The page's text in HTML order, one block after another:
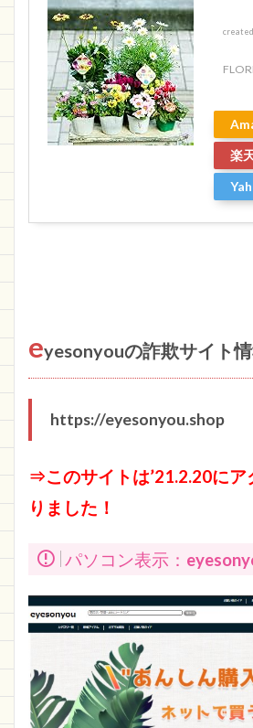
楽
eyesonyouの詐欺サイト
https://eyesonyou.shop
⇒このサイトは’21.2.20にア
りました！
パソコン表示：